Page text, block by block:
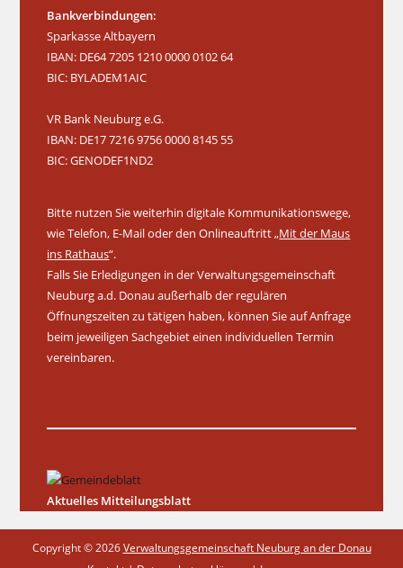
Bankverbindungen:
Sparkasse Altbayern
IBAN: DE64 7205 1210 0000 0102 64
BIC: BYLADEM1AIC
VR Bank Neuburg e.G.
IBAN: DE17 7216 9756 0000 8145 55
BIC: GENODEF1ND2
Bitte nutzen Sie weiterhin digitale Kommunikationswege,
wie Telefon, E-Mail oder den Onlineauftritt „Mit der Maus
ins Rathaus“.
Falls Sie Erledigungen in der Verwaltungsgemeinschaft
Neuburg a.d. Donau außerhalb der regulären
Öffnungszeiten zu tätigen haben, können Sie auf Anfrage
beim jeweiligen Sachgebiet einen individuellen Termin
vereinbaren.
Aktuelles Mitteilungsblatt
Copyright © 2026Verwaltungsgemeinschaft Neuburg an der Donau